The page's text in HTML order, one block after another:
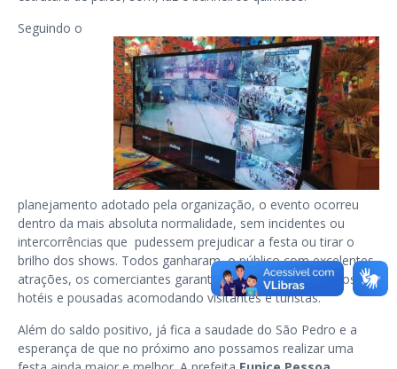
Seguindo o
planejamento adotado pela organização, o evento ocorreu
dentro da mais absoluta normalidade, sem incidentes ou
intercorrências que pudessem prejudicar a festa ou tirar o
brilho dos shows. Todos ganharam, o público com excelentes
atrações, os comerciantes garantindo uma renda extra, os
hotéis e pousadas acomodando visitantes e turistas.
Além do saldo positivo, já fica a saudade do São Pedro e a
esperança de que no próximo ano possamos realizar uma